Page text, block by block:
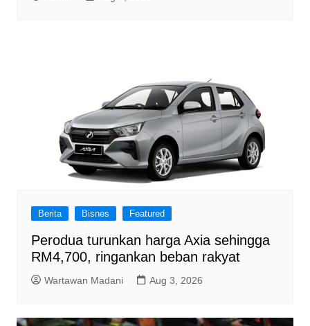
Berita Bisnes Featured
Perodua turunkan harga Axia sehingga
RM4,700, ringankan beban rakyat
Wartawan Madani Aug 3, 2026